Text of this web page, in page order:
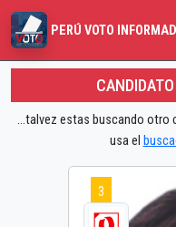
PERÚ VOTO
...talvez estas buscando otro
usa el
3